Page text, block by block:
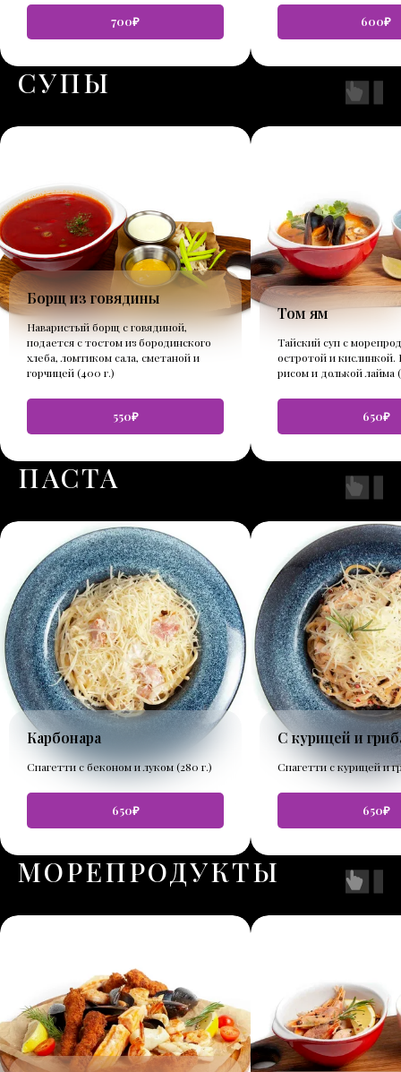
700₽ 600₽
СУПЫ
Борщ из говядины
Наваристый борщ с говядиной,
подается с тостом из бородинского
хлеба, ломтиком сала, сметаной и
горчицей (400 г.)
550₽
Том ям
Тайский суп с
остротой и кислинкой.
рисом и долькой лайма
650₽
ПАСТА
Карбонара
Спагетти с беконом и луком (280 г.)
650₽
С курицей и
Спагетти с курицей и
650₽
МОРЕПРОДУКТЫ